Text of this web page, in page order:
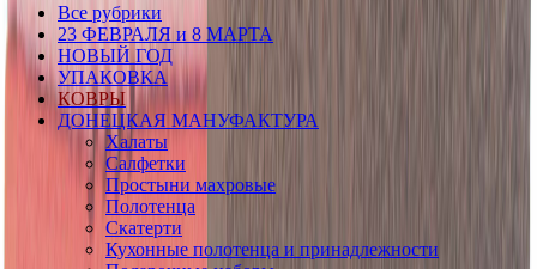
Все рубрики
23 ФЕВРАЛЯ и 8 МАРТА
НОВЫЙ ГОД
УПАКОВКА
КОВРЫ
ДОНЕЦКАЯ МАНУФАКТУРА
Халаты
Салфетки
Простыни махровые
Полотенца
Скатерти
Кухонные полотенца и принадлежности